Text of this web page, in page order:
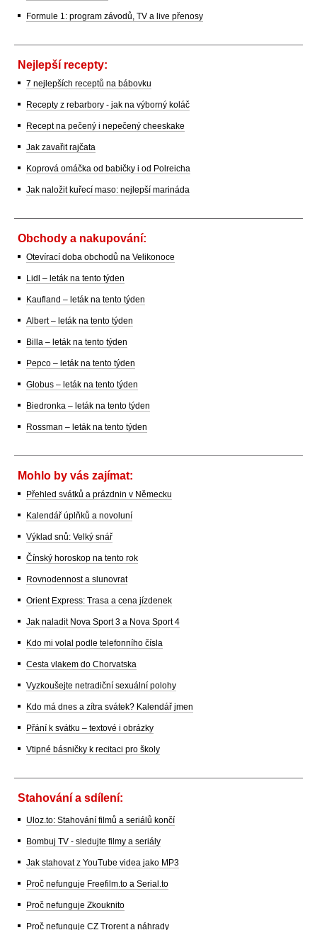
Formule 1: program závodů, TV a live přenosy
Nejlepší recepty:
7 nejlepších receptů na bábovku
Recepty z rebarbory - jak na výborný koláč
Recept na pečený i nepečený cheeskake
Jak zavařit rajčata
Koprová omáčka od babičky i od Polreicha
Jak naložit kuřecí maso: nejlepší marináda
Obchody a nakupování:
Otevírací doba obchodů na Velikonoce
Lidl – leták na tento týden
Kaufland – leták na tento týden
Albert – leták na tento týden
Billa – leták na tento týden
Pepco – leták na tento týden
Globus – leták na tento týden
Biedronka – leták na tento týden
Rossman – leták na tento týden
Mohlo by vás zajímat:
Přehled svátků a prázdnin v Německu
Kalendář úplňků a novoluní
Výklad snů: Velký snář
Čínský horoskop na tento rok
Rovnodennost a slunovrat
Orient Express: Trasa a cena jízdenek
Jak naladit Nova Sport 3 a Nova Sport 4
Kdo mi volal podle telefonního čísla
Cesta vlakem do Chorvatska
Vyzkoušejte netradiční sexuální polohy
Kdo má dnes a zítra svátek? Kalendář jmen
Přání k svátku – textové i obrázky
Vtipné básničky k recitaci pro školy
Stahování a sdílení:
Uloz.to: Stahování filmů a seriálů končí
Bombuj TV - sledujte filmy a seriály
Jak stahovat z YouTube videa jako MP3
Proč nefunguje Freefilm.to a Serial.to
Proč nefunguje Zkouknito
Proč nefunguje CZ Trorent a náhrady